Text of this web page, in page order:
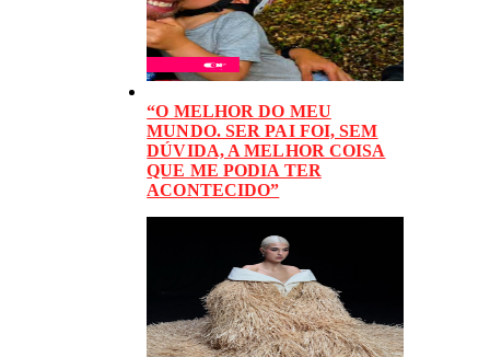
“O MELHOR DO MEU
MUNDO. SER PAI FOI, SEM
DÚVIDA, A MELHOR COISA
QUE ME PODIA TER
ACONTECIDO”